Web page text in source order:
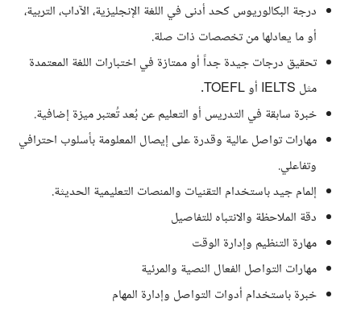
درجة البكالوريوس كحد أدنى في اللغة الإنجليزية، الآداب، التربية،
أو ما يعادلها من تخصصات ذات صلة.
تحقيق درجات جيدة جداً أو ممتازة في اختبارات اللغة المعتمدة
مثل IELTS أو TOEFL.
خبرة سابقة في التدريس أو التعليم عن بُعد تُعتبر ميزة إضافية.
مهارات تواصل عالية وقدرة على إيصال المعلومة بأسلوب احترافي
وتفاعلي.
إلمام جيد باستخدام التقنيات والمنصات التعليمية الحديثة.
دقة الملاحظة والانتباه للتفاصيل
مهارة التنظيم وإدارة الوقت
مهارات التواصل الفعال النصية والمرئية
خبرة باستخدام أدوات التواصل وإدارة المهام